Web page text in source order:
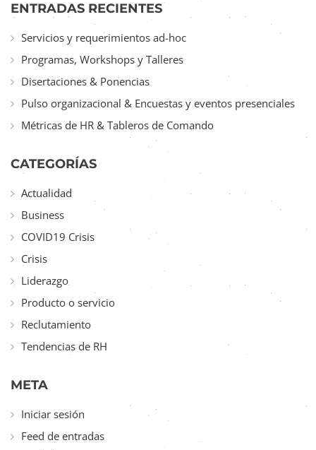
ENTRADAS RECIENTES
Servicios y requerimientos ad-hoc
Programas, Workshops y Talleres
Disertaciones & Ponencias
Pulso organizacional & Encuestas y eventos presenciales
Métricas de HR & Tableros de Comando
CATEGORÍAS
Actualidad
Business
COVID19 Crisis
Crisis
Liderazgo
Producto o servicio
Reclutamiento
Tendencias de RH
META
Iniciar sesión
Feed de entradas